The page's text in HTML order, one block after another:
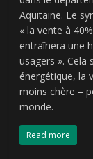
Aquitaine. Le
« la vente à
entraînera une
usagers ». Cela
énergétique, la
moins chère –
monde.
Read more